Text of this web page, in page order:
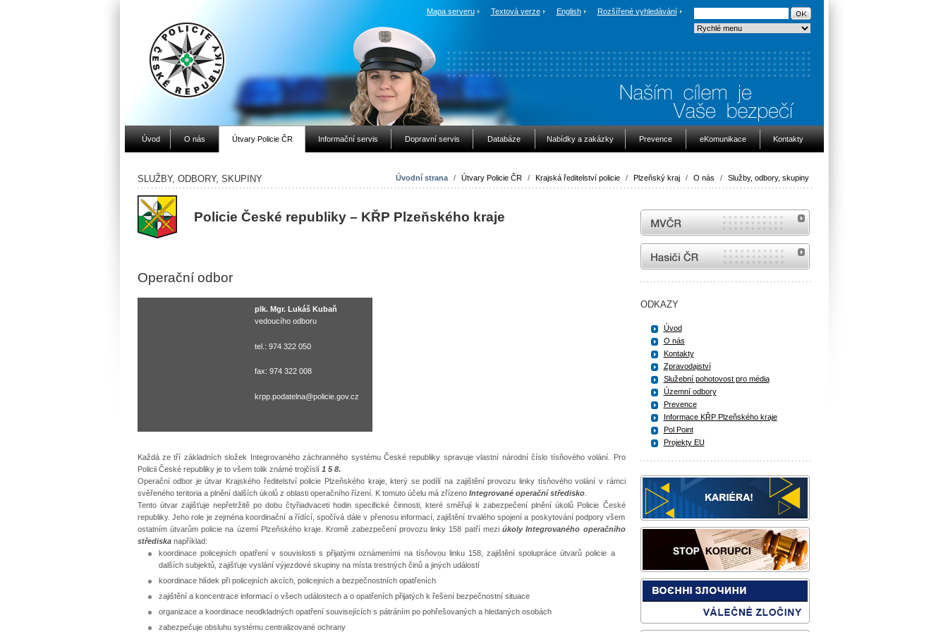
Mapa serveru Textová verze English Rozšířené vyhledávání
Úvod O nás Útvary Policie ČR Informační servis Dopravní servis Databáze Nabídky a zakázky Prevence eKomunikace Kontakty
Úvodní strana / Útvary Policie ČR / Krajská ředitelství policie / Plzeňský kraj / O nás / Služby, odbory, skupiny
SLUŽBY, ODBORY, SKUPINY
Policie České republiky – KŘP Plzeňského kraje
Operační odbor
plk. Mgr. Lukáš Kubaň
vedoucího odboru
tel.: 974 322 050
fax: 974 322 008
krpp.podatelna@policie.gov.cz
Každá ze tří základních složek Integrovaného záchranného systému České republiky spravuje vlastní národní číslo tísňového volání. Pro
Policii České republiky je to všem tolik známé trojčíslí 1 5 8.
Operační odbor je útvar Krajského ředitelství policie Plzeňského kraje, který se podílí na zajištění provozu linky tísňového volání v rámci
svěřeného teritoria a plnění dalších úkolů z oblasti operačního řízení. K tomuto účelu má zřízeno Integrované operační středisko.
Tento útvar zajišťuje nepřetržitě po dobu čtyřiadvaceti hodin specifické činnosti, které směřují k zabezpečení plnění úkolů Policie České
republiky. Jeho role je zejména koordinační a řídící, spočívá dále v přenosu informací, zajištění trvalého spojení a poskytování podpory všem
ostatním útvarům policie na území Plzeňského kraje. Kromě zabezpečení provozu linky 158 patří mezi úkoly Integrovaného operačního
střediskanapříklad:
koordinace policejních opatření v souvislosti s přijatými oznámeními na tísňovou linku 158, zajištění spolupráce útvarů policie a
dalších subjektů, zajišťuje vyslání výjezdové skupiny na místa trestných činů a jiných událostí
koordinace hlídek při policejních akcích, policejních a bezpečnostních opatřeních
zajištění a koncentrace informací o všech událostech a o opatřeních přijatých k řešení bezpečnostní situace
organizace a koordinace neodkladných opatření souvisejících s pátráním po pohřešovaných a hledaných osobách
zabezpečuje obsluhu systému centralizované ochrany
MVČR
internetové stránky Hasiči ČR
ODKAZY
Úvod
O nás
Kontakty
Zpravodajství
Služební pohotovost pro média
Územní odbory
Prevence
Informace KŘP Plzeňského kraje
Pol Point
Projekty EU